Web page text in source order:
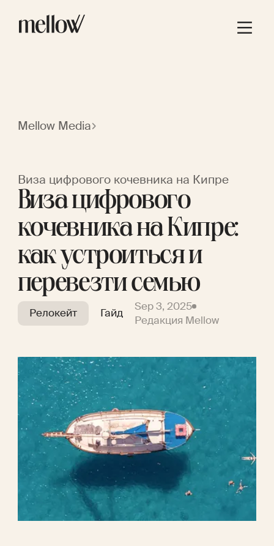
Mellow Media
Виза цифрового кочевника на Кипре
Виза цифрового
кочевника на Кипре:
как устроиться и
перевезти семью
Релокейт Гайд
Sep 3, 2025
Редакция Mellow